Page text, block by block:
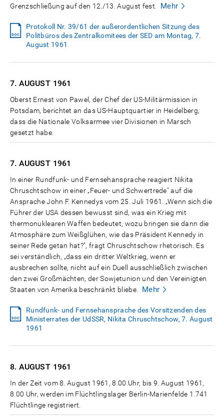
Grenzschließung auf den 12./13. August fest.
Mehr
Protokoll Nr. 39/61 der außerordentlichen Sitzung des
Politbüros des Zentralkomitees der SED am Montag, 7.
August 1961
7. AUGUST 1961
Oberst Ernest von Pawel, der Chef der US-Militärmission in
Potsdam, berichtet an das US-Hauptquartier in Heidelberg,
dass die Nationale Volksarmee vier Divisionen in Marsch
gesetzt habe.
7. AUGUST 1961
In einer Rundfunk- und Fernsehansprache reagiert Nikita
Chruschtschow in einer „Feuer- und Schwertrede" auf die
Ansprache John F. Kennedys vom 25. Juli 1961. „Wenn sich die
Führer der USA dessen bewusst sind, was ein Krieg mit
thermonuklearen Waffen bedeutet, wozu bringen sie dann die
Atmosphäre zum Weißglühen, wie das Präsident Kennedy in
seiner Rede getan hat?", fragt Chruschtschow rhetorisch. Es
sei verständlich, „dass ein dritter Weltkrieg, wenn er
ausbrechen sollte, nicht auf ein Duell ausschließlich zwischen
den zwei Großmächten, der Sowjetunion und den Vereinigten
Staaten von Amerika beschränkt bliebe.
Mehr
Rundfunk- und Fernsehansprache des Vorsitzenden des
Ministerrates der UdSSR, Nikita Chruschtschow, 7. August
1961
8. AUGUST 1961
In der Zeit vom 8. August 1961, 8.00 Uhr, bis 9. August 1961,
8.00 Uhr, werden im Flüchtlingslager Berlin-Marienfelde 1.741
Flüchtlinge registriert.